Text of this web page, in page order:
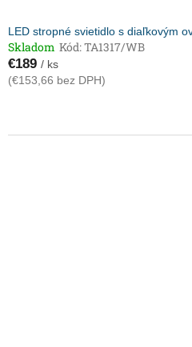
LED stropné svietidlo s diaľkovým
Skladom Kód:TA1317/WB
€189 / ks
(€153,66 bez DPH)